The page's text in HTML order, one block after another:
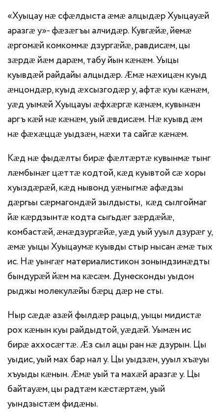
«Хуыцау нӕ сфӕлдыста ӕмӕ алцыдӕр Хуыцауӕй
аразгӕ у»- фӕзӕгъы алчидӕр. Кувгӕйӕ, йемӕ
ӕргомӕй комкоммӕ дзургӕйӕ, равдисӕм, цы
зӕрдӕ йӕм дарӕм, табу йын кӕнӕм. Уыцы
куывдӕй райдайы алцыдӕр. Ӕмӕ нӕхицӕн куыд
ӕнцондӕр, куыд ӕхсызгодӕр у, афтӕ куы кӕнӕм,
уӕд уымӕй Хуыцауы ӕфхӕргӕ кӕнӕм, кувынӕн
аргъ кӕй нӕ кӕнӕм, уый ӕвдисӕм. Нӕ куывд ӕм
нӕ фӕхӕццӕ уыдзӕн, нӕхи та сайгӕ кӕнӕм.
Кӕд нӕ фыдӕлты бирӕ фӕлтӕртӕ кувынмӕ тынг
лӕмбынӕг цӕттӕ кодтой, кӕд куывтой сӕ хоры
хуыздӕрӕй, кӕд нывонд уӕныгмӕ афӕдзы
дӕргьы сӕрмагондӕй зылдысты, кӕд сылгоймаг
йӕ кӕрдзынтӕ кодта сыгьдӕг зӕрдӕйӕ,
комбастӕй, ӕнӕдзургӕйӕ, уӕд уый ууыл дзурӕг у,
ӕмӕ уыцы Хуыцаумӕ куывды стыр нысан ӕмӕ тых
ис. Нӕ уынгӕг материалистикон зонындзинӕдты
бындурӕй йӕм ма кӕсӕм. Дунесконды уыдон
рыджы молекулӕйы бӕрц дӕр не сты.
Ныр сӕдӕ азӕй фылдӕр рацыд, уыцы мидистӕ
рох кӕнын куы райдыдтой, уӕдӕй. Уымӕн ис
бирӕ аххосӕгтӕ. Ӕз сыл ацы ран нӕ дзурын. Цы
уыдис, уый мах бар нал у. Цы уыдзӕн, ууыл хъӕуы
хъуыды кӕнын. Ӕмӕ уый та махӕй аразгӕ у. Цы
байтауӕм, цы радтӕм кӕстӕртӕм, уый
уындзыстӕм фидӕны.